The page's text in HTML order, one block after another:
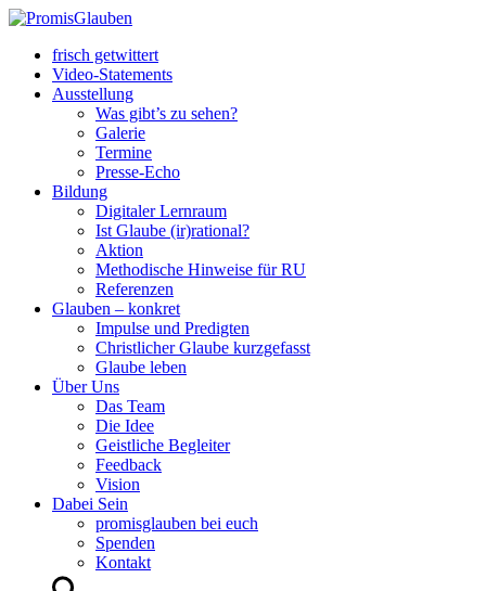
frisch getwittert
Video-Statements
Ausstellung
Was gibt’s zu sehen?
Galerie
Termine
Presse-Echo
Bildung
Digitaler Lernraum
Ist Glaube (ir)rational?
Aktion
Methodische Hinweise für RU
Referenzen
Glauben – konkret
Impulse und Predigten
Christlicher Glaube kurzgefasst
Glaube leben
Über Uns
Das Team
Die Idee
Geistliche Begleiter
Feedback
Vision
Dabei Sein
promisglauben bei euch
Spenden
Kontakt